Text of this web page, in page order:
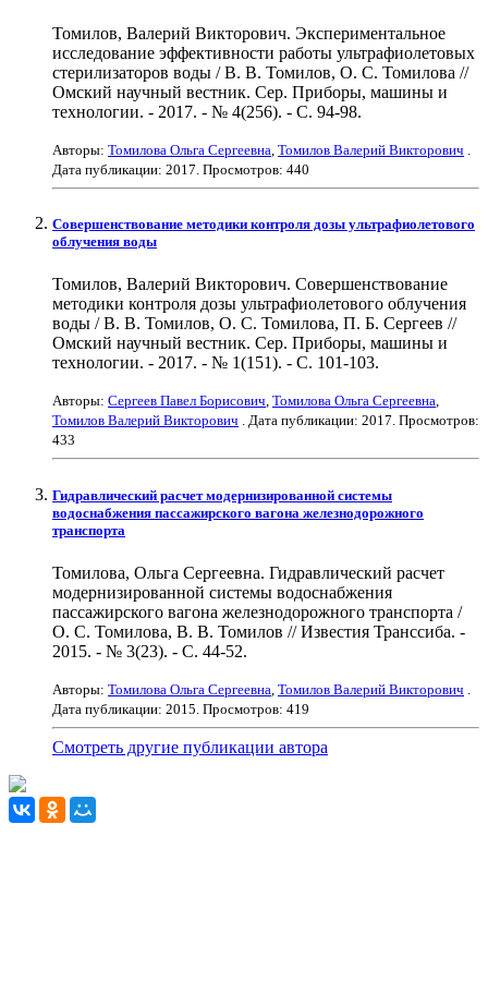
Томилов, Валерий Викторович. Экспериментальное
исследование эффективности работы ультрафиолетовых
стерилизаторов воды / В. В. Томилов, О. С. Томилова //
Омский научный вестник. Сер. Приборы, машины и
технологии. - 2017. - № 4(256). - С. 94-98.
Авторы: Томилова Ольга Сергеевна, Томилов Валерий Викторович .
Дата публикации: 2017. Просмотров: 440
Совершенствование методики контроля дозы ультрафиолетового
облучения воды
Томилов, Валерий Викторович. Совершенствование
методики контроля дозы ультрафиолетового облучения
воды / В. В. Томилов, О. С. Томилова, П. Б. Сергеев //
Омский научный вестник. Сер. Приборы, машины и
технологии. - 2017. - № 1(151). - С. 101-103.
Авторы: Сергеев Павел Борисович, Томилова Ольга Сергеевна,
Томилов Валерий Викторович . Дата публикации: 2017. Просмотров:
433
Гидравлический расчет модернизированной системы
водоснабжения пассажирского вагона железнодорожного
транспорта
Томилова, Ольга Сергеевна. Гидравлический расчет
модернизированной системы водоснабжения
пассажирского вагона железнодорожного транспорта /
О. С. Томилова, В. В. Томилов // Известия Транссиба. -
2015. - № 3(23). - С. 44-52.
Авторы: Томилова Ольга Сергеевна Томилов Валерий Викторович
Дата публикации: 2015 . Просмотров: 419
Смотреть другие публикации автора